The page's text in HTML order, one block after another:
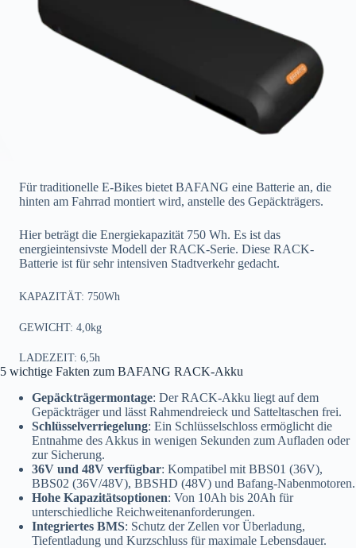
Für traditionelle E-Bikes bietet BAFANG eine Batterie an, die
hinten am Fahrrad montiert wird, anstelle des Gepäckträgers.
Hier beträgt die Energiekapazität 750 Wh. Es ist das
energieintensivste Modell der RACK-Serie. Diese RACK-
Batterie ist für sehr intensiven Stadtverkehr gedacht.
KAPAZITÄT: 750Wh
GEWICHT: 4,0kg
LADEZEIT: 6,5h
5 wichtige Fakten zum BAFANG RACK-Akku
Gepäckträgermontage: Der RACK-Akku liegt auf dem
Gepäckträger und lässt Rahmendreieck und Satteltaschen frei.
Schlüsselverriegelung: Ein Schlüsselschloss ermöglicht die
Entnahme des Akkus in wenigen Sekunden zum Aufladen oder
zur Sicherung.
36V und 48V verfügbar: Kompatibel mit BBS01 (36V),
BBS02 (36V/48V), BBSHD (48V) und Bafang-Nabenmotoren.
Hohe Kapazitätsoptionen: Von 10Ah bis 20Ah für
unterschiedliche Reichweitenanforderungen.
Integriertes BMS: Schutz der Zellen vor Überladung,
Tiefentladung und Kurzschluss für maximale Lebensdauer.